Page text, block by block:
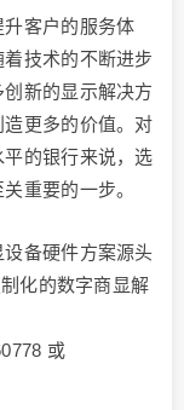
客户的服务体
技术的不断进步
新的显示解决方
更多的价值。对
的银行来说，选
重要的一步。
备硬件方案源头
化的数字商显解
或